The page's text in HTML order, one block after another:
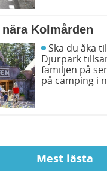
Kolmården
Djurpark
familjen på
på camping i
Mest lästa